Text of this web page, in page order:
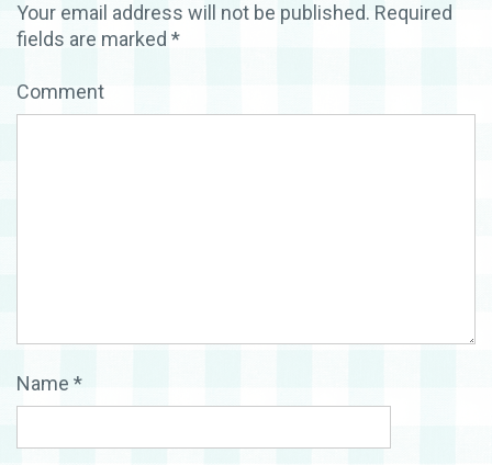
Your email address will not be published. Required
fields are marked *
Comment
Name *